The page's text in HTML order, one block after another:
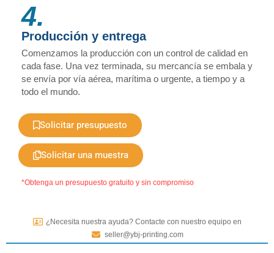
4.
Producción y entrega
Comenzamos la producción con un control de calidad en
cada fase. Una vez terminada, su mercancía se embala y
se envía por vía aérea, marítima o urgente, a tiempo y a
todo el mundo.
Solicitar presupuesto
Solicitar una muestra
*Obtenga un presupuesto gratuito y sin compromiso
¿Necesita nuestra ayuda? Contacte con nuestro equipo en
seller@ybj-printing.com